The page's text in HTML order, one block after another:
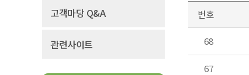
고객마당 Q&A
관련사이트
번호
68
67